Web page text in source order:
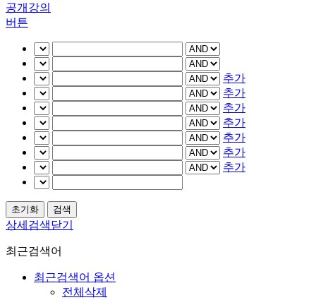
공개강의
버튼
추가
추가
추가
추가
추가
추가
추가
상세검색닫기
최근검색어
최근검색어 옵션
전체삭제